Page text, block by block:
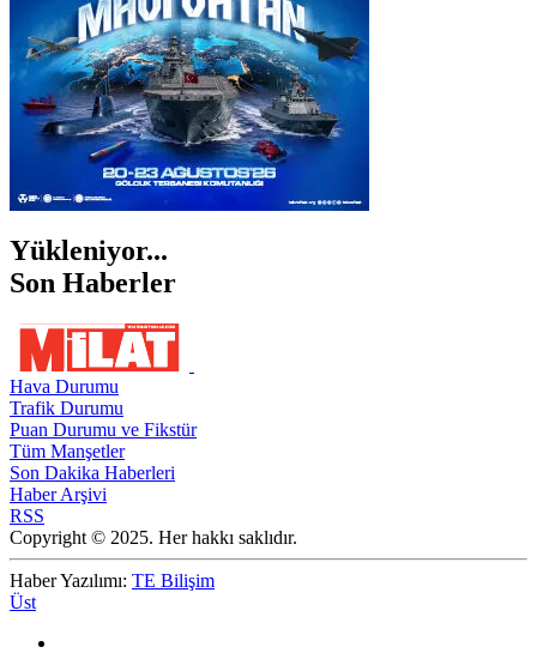
Yükleniyor...
Son Haberler
Hava Durumu
Trafik Durumu
Puan Durumu ve Fikstür
Tüm Manşetler
Son Dakika Haberleri
Haber Arşivi
RSS
Copyright © 2025. Her hakkı saklıdır.
Haber Yazılımı: TE Bilişim
Üst